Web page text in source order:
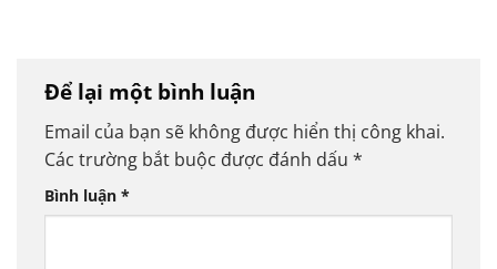
Để lại một bình luận
Email của bạn sẽ không được hiển thị công khai.
Các trường bắt buộc được đánh dấu *
Bình luận *